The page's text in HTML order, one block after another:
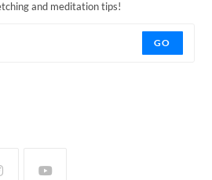
and meditation tips!
GO